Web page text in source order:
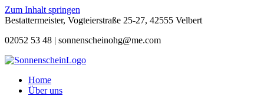
Zum Inhalt springen
Bestattermeister, Vogteierstraße 25-27, 42555 Velbert
02052 53 48 | sonnenscheinohg@me.com
Home
Über uns